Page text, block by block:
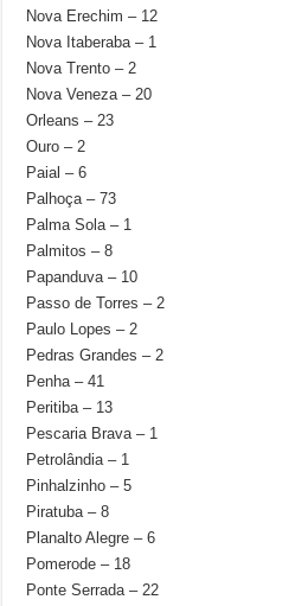
Nova Erechim – 12
Nova Itaberaba – 1
Nova Trento – 2
Nova Veneza – 20
Orleans – 23
Ouro – 2
Paial – 6
Palhoça – 73
Palma Sola – 1
Palmitos – 8
Papanduva – 10
Passo de Torres – 2
Paulo Lopes – 2
Pedras Grandes – 2
Penha – 41
Peritiba – 13
Pescaria Brava – 1
Petrolândia – 1
Pinhalzinho – 5
Piratuba – 8
Planalto Alegre – 6
Pomerode – 18
Ponte Serrada – 22